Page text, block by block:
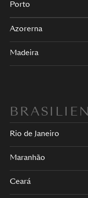
Porto
Azorerna
Madeira
BRASILIEN
Rio de Janeiro
Maranhão
Ceará